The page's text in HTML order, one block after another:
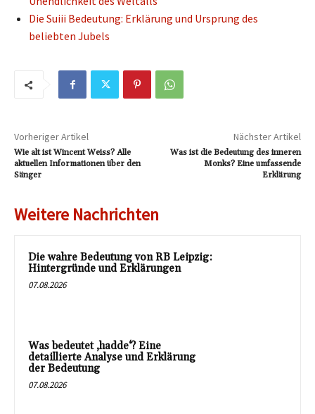
Die Suiii Bedeutung: Erklärung und Ursprung des
beliebten Jubels
Vorheriger Artikel
Wie alt ist Wincent Weiss? Alle
aktuellen Informationen über den
Sänger
Nächster Artikel
Was ist die Bedeutung des inneren
Monks? Eine umfassende
Erklärung
Weitere Nachrichten
Die wahre Bedeutung von RB Leipzig:
Hintergründe und Erklärungen
07.08.2026
Was bedeutet ‚hadde‘? Eine
detaillierte Analyse und Erklärung
der Bedeutung
07.08.2026